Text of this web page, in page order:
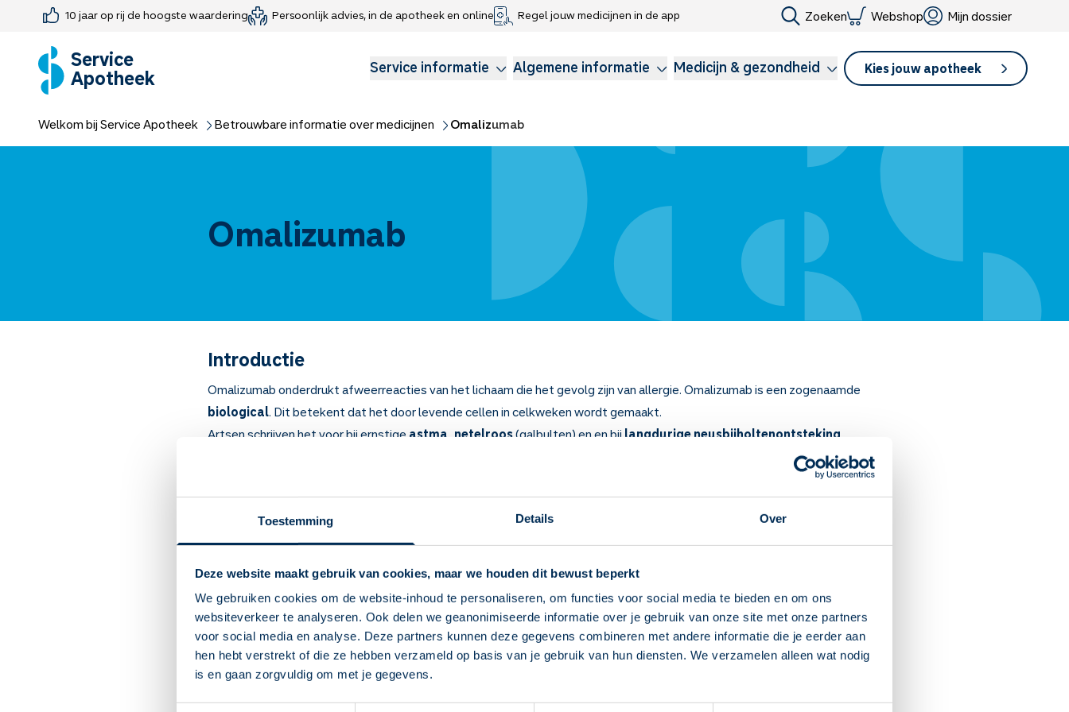
Toestemming Details Over
Deze website maakt gebruik van cookies, maar we houden dit bewust beperkt
We gebruiken cookies om de website-inhoud te personaliseren, om functies voor social media te bieden en om ons
websiteverkeer te analyseren. Ook delen we geanonimiseerde informatie over je gebruik van onze site met onze partners
voor social media en analyse. Deze partners kunnen deze gegevens combineren met andere informatie die je eerder aan
hen hebt verstrekt of die ze hebben verzameld op basis van je gebruik van hun diensten. We verzamelen alleen wat nodig
is en gaan zorgvuldig om met je gegevens.
Deze Service Apotheek staat nu ingesteld als
jouw apotheek
Zo kan je makkelijk alle informatie vinden in het
10 jaar op rij de hoogste waardering Persoonlijk advies, in de apotheek en online Regel jouw medicijnen in de app Zoeken Webshop Mijn dossier
Service
Apotheek Service informatie Algemene informatie Medicijn & gezondheid Kies jouw apotheek
Farmaceutisch consult
Medicijn-APK
Webshop
Jouw medische gegevens delen
Klachtenregeling
Medicijnen voor kinderen
Longzorg
Welkom bij Service Apotheek Betrouwbare informatie over medicijnen Omalizumab
Omalizumab
Introductie
Omalizumab onderdrukt afweerreacties van het lichaam die het gevolg zijn van allergie. Omalizumab is een zogenaamde
biological. Dit betekent dat het door levende cellen in celkweken wordt gemaakt.
Artsen schrijven het voor bij ernstige astma, netelroos(galbulten) en en bijlangdurige neusbijholtenontsteking
Belangrijk om te weten over Omalizumab
Omalizumab onderdrukt allergische afweerreacties van het lichaam.
Bij astma, bij netelroos en bij langdurige neusbijholtenontsteking, als deze komen door allergie en andere medicijnen
Meestal merkt u binnen 3 tot 4 maanden dat u minder aanvallen van astma of netelroos (galbulten) heeft. Merkt u na
4 maanden geen effect? Dan zal uw arts een ander medicijn voor u zoeken.
De arts of verpleegkundige geeft de injectie(s) vlak onder de huid van uw bovenarm, of eventueel dij. U krijgt de
injectie elke 2 tot 4 weken.
De plaats van de injectie kan rood, gezwollen en pijnlijk worden. Dit trekt vanzelf weer weg.
Meest voorkomende bijwerking is hoofdpijn. Dit ontstaat enkele uren na de injectie. U kunt daarvoor een pijnstiller